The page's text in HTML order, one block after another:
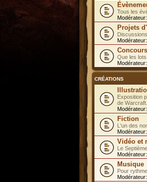
Tous les
Modérateur:
Projets
Modérateur:
Concours
Que les
Modérateur:
CRÉATIONS
Exposition
de Warcraft.
Modérateur:
Fiction
L'un des
Modérateur:
Vidéo et
Le
Modérateur:
Musique
Pour
Modérateur: